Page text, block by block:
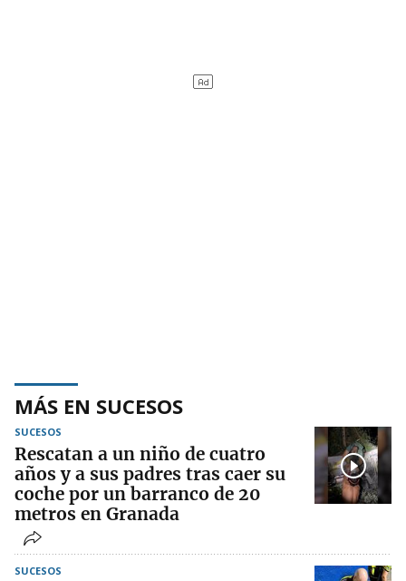
MÁS EN SUCESOS
SUCESOS
Rescatan a un niño de cuatro
años y a sus padres tras caer su
coche por un barranco de 20
metros en Granada
SUCESOS